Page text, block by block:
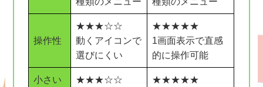
操作性
★★★☆☆
動くアイコンで
選びにくい
★★★★★
1画面表示で直感
的に操作可能
小さい
★★★☆☆
★★★★★